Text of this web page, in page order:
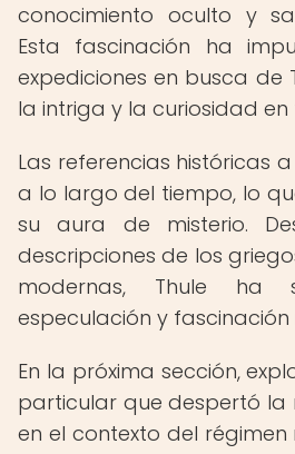
conocimiento oculto y
Esta fascinación ha
expediciones en busca de
la intriga y la curiosidad
Las referencias históricas
a lo largo del tiempo, lo
su aura de misterio.
descripciones de los
modernas, Thule ha
especulación y fascinación
En la próxima sección,
particular que despertó la
en el contexto del régimen